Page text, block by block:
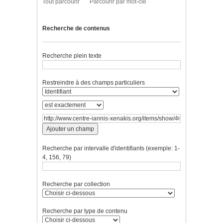
Tout parcourir Parcourir par mot-clé
Recherche de contenus
Recherche plein texte
Restreindre à des champs particuliers
Ajouter un champ
Recherche par intervalle d'identifiants (exemple: 1-
4, 156, 79)
Recherche par collection
Recherche par type de contenu